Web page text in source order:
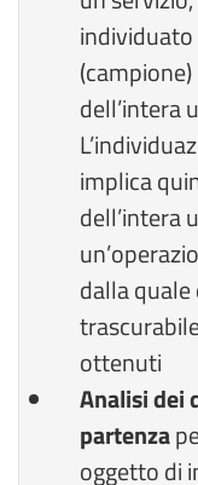
dell’intera
implica
dell’intera
dalla
ottenuti
Analisi dei
partenza
oggetto di